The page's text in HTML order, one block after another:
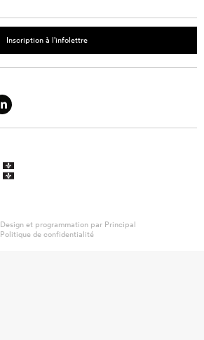
Inscription à l’infolettre
Design et programmation par Principal
Politique de confidentialité